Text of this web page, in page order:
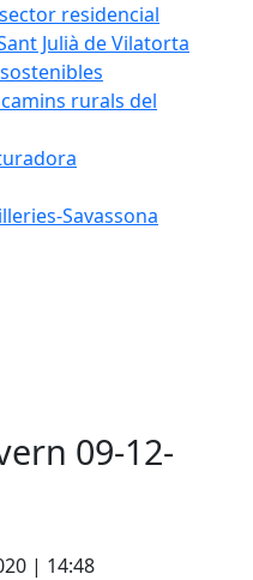
residencial
Julià de Vilatorta
rurals del
Savassona
09-12-
| 14:48